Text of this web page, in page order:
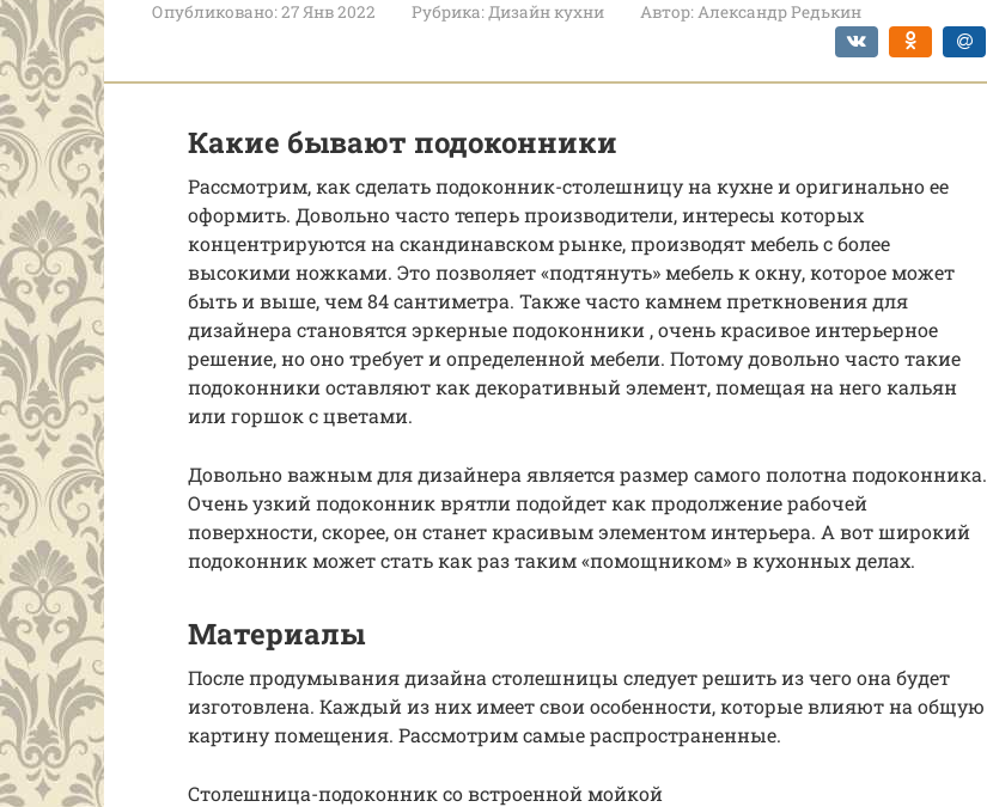
Опубликовано:27 Янв 2022 Рубрика:Дизайн кухни Автор:Александр Редькин
Какие бывают подоконники
Рассмотрим, как сделать подоконник-столешницу на кухне и оригинально ее
оформить. Довольно часто теперь производители, интересы которых
концентрируются на скандинавском рынке, производят мебель с более
высокими ножками. Это позволяет «подтянуть» мебель к окну, которое может
быть и выше, чем 84 сантиметра. Также часто камнем преткновения для
дизайнера становятся эркерные подоконники , очень красивое интерьерное
решение, но оно требует и определенной мебели. Потому довольно часто такие
подоконники оставляют как декоративный элемент, помещая на него кальян
или горшок с цветами.
Довольно важным для дизайнера является размер самого полотна подоконника.
Очень узкий подоконник врятли подойдет как продолжение рабочей
поверхности, скорее, он станет красивым элементом интерьера. А вот широкий
подоконник может стать как раз таким «помощником» в кухонных делах.
Материалы
После продумывания дизайна столешницы следует решить из чего она будет
изготовлена. Каждый из них имеет свои особенности, которые влияют на общую
картину помещения. Рассмотрим самые распространенные.
Столешница-подоконник со встроенной мойкой